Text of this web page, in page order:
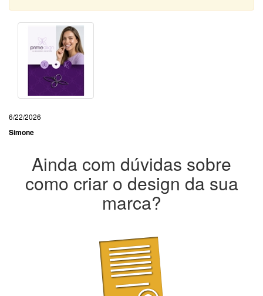
6/22/2026
Simone
Ainda com dúvidas sobre
como criar o design da sua
marca?